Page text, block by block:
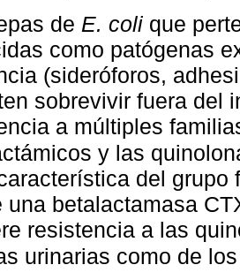
de E. coli que
como patógenas
(sideróforos,
sobrevivir fuera del
a múltiples
y las
del grupo
una betalactamasa
resistencia a las
urinarias como de